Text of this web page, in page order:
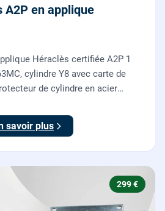
A2P en applique
Héraclès certifiée A2P 1
cylindre Y8 avec carte de
de cylindre en acier
existante.
savoir plus
299 €